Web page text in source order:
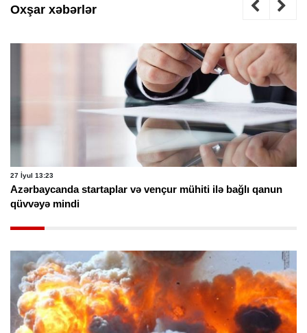
Oxşar xəbərlər
27 İyul 13:23
Azərbaycanda startaplar və vençur mühiti ilə bağlı qanun
qüvvəyə mindi